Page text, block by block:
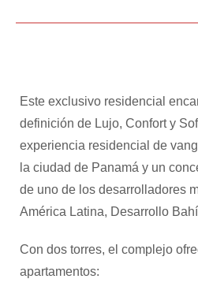
Este exclusivo residencial
definición de Lujo, Confort y
experiencia residencial de
la ciudad de Panamá y un
de uno de los desarrolladores
América Latina, Desarrollo
Con dos torres, el complejo
apartamentos: